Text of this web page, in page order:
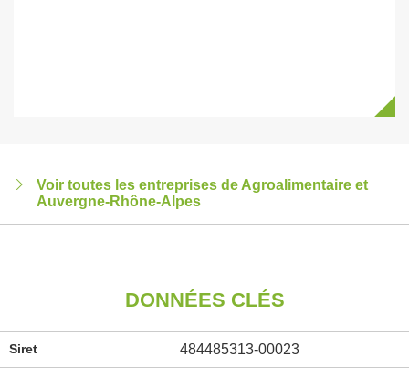
Voir toutes les entreprises de Agroalimentaire et
Auvergne-Rhône-Alpes
DONNÉES CLÉS
Siret 484485313-00023